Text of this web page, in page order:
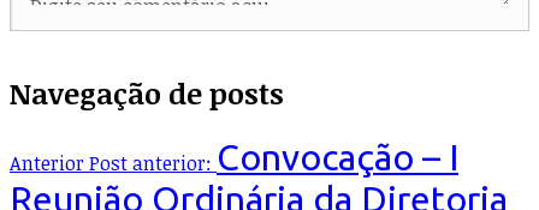
Navegação de posts
AnteriorPost anterior: Convocação – I
Reunião Ordinária da Diretoria